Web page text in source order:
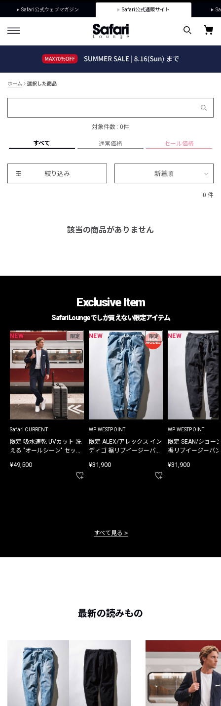
Safari公式ウェブマガジン Safari公式通販サイト
ホーム 選択した商品
対象件数 : 0件
すべて 通常価格 セール価格
絞り込み 新着順
0 件
該当の商品がありません
Exclusive Item
Safari Loungeでしか買えない限定アイテム
NEW 限定
Safari CURRENT
限定 吸水速乾 UVカット 洗
える "オールシーン" セット
¥49,500
NEW 限定
WP WESTPOINT
限定 ALEX/アレックス イン
ディゴ 裾リブイージーパン
¥31,900
NEW
WP WESTPOINT
限定 SEAN/ショー
裾リブイージーパ
¥31,900
すべて見る
最新の読みもの